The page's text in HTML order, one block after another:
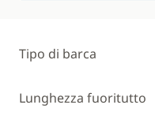
Tipo di barca
Lunghezza fuoritutto